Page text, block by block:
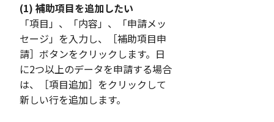
(1) 補助項目を追加したい
「項目」、「内容」、「申請メッ
セージ」を入力し、［補助項目申
請］ボタンをクリックします。日
に2つ以上のデータを申請する場合
は、［項目追加］をクリックして
新しい行を追加します。